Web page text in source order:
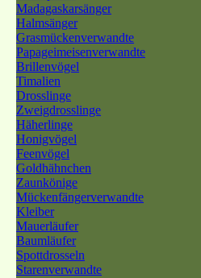
Madagaskarsänger
Halmsänger
Grasmückenverwandte
Papageimeisenverwandte
Brillenvögel
Timalien
Drosslinge
Zweigdrosslinge
Häherlinge
Honigvögel
Feenvögel
Goldhähnchen
Zaunkönige
Mückenfängerverwandte
Kleiber
Mauerläufer
Baumläufer
Spottdrosseln
Starenverwandte